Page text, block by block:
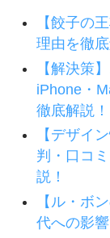
【餃子の
理由を徹底
【解決策
iPhone・
徹底解説！
【デザイ
判・口コ
説！
【ル・ボ
代への影